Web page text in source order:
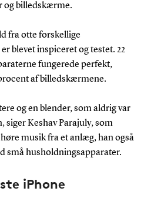
og billedskærme.
fra otte forskellige
blevet inspiceret og testet. 22
fungerede perfekt,
af billedskærmene.
og en blender, som aldrig var
siger Keshav Parajuly, som
musik fra et anlæg, han også
små husholdningsapparater.
iPhone